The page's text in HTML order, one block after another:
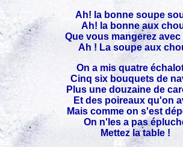
Ah! la bonne soupe
Ah! la bonne aux
Que vous mangerez
Ah ! La soupe aux
On a mis quatre
Cinq six bouquets de
Plus une douzaine de
Et des poireaux qu'on
Mais comme on s'est
On n'les a pas
Mettez la table !